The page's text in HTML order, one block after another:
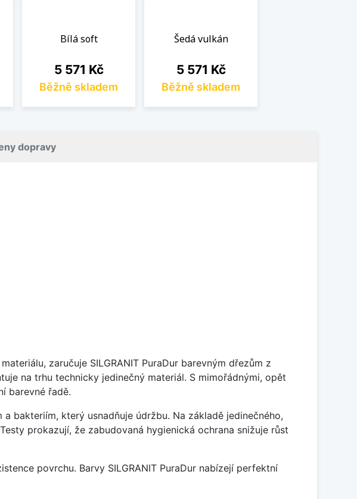
Bílá soft
Cena
5 571 Kč
Běžně skladem
Šedá vulkán
Cena
5 571 Kč
Běžně skladem
dopravy
zaručuje SILGRANIT PuraDur barevným dřezům z
na trhu technicky jedinečný materiál. S mimořádnými, opět
barevné řadě.
bakteriím, který usnadňuje údržbu. Na základě jedinečného,
prokazují, že zabudovaná hygienická ochrana snižuje růst
povrchu. Barvy SILGRANIT PuraDur nabízejí perfektní